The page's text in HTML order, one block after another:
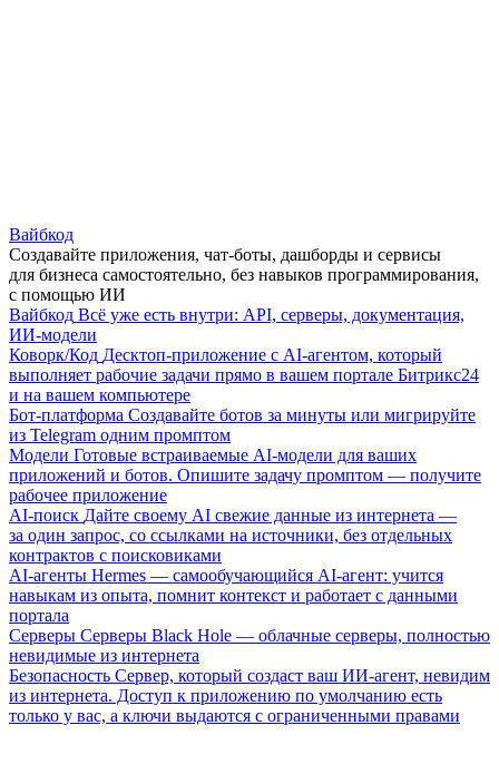
Вайбкод
Создавайте приложения, чат-боты, дашборды и сервисы
для бизнеса самостоятельно, без навыков программирования,
с помощью ИИ
Вайбкод Всё уже есть внутри: API, серверы, документация,
ИИ-модели
Коворк/Код Десктоп-приложение с AI-агентом, который
выполняет рабочие задачи прямо в вашем портале Битрикс24
и на вашем компьютере
Бот-платформа Создавайте ботов за минуты или мигрируйте
из Telegram одним промптом
Модели Готовые встраиваемые AI-модели для ваших
приложений и ботов. Опишите задачу промптом — получите
рабочее приложение
AI-поиск Дайте своему AI свежие данные из интернета —
за один запрос, со ссылками на источники, без отдельных
контрактов с поисковиками
AI-агенты Hermes — самообучающийся AI-агент: учится
навыкам из опыта, помнит контекст и работает с данными
портала
Серверы Серверы Black Hole — облачные серверы, полностью
невидимые из интернета
Безопасность Сервер, который создаст ваш ИИ-агент, невидим
из интернета. Доступ к приложению по умолчанию есть
только у вас, а ключи выдаются с ограниченными правами